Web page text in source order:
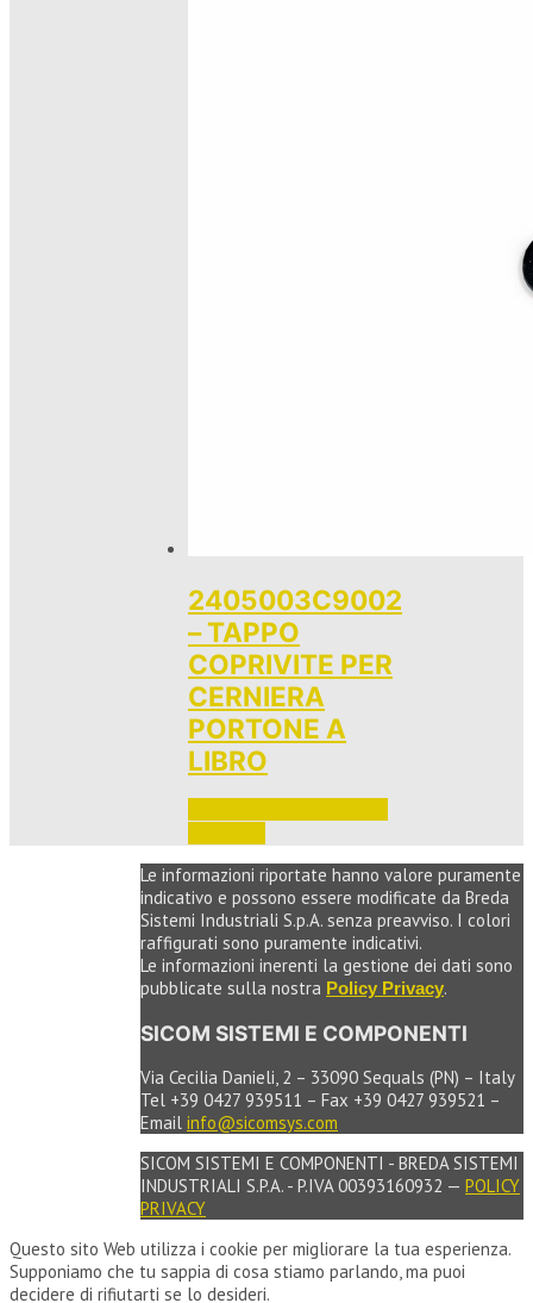
2405003C9002
– TAPPO
COPRIVITE PER
CERNIERA
PORTONE A
LIBRO
Le informazioni riportate hanno valore puramente
indicativo e possono essere modificate da Breda
Sistemi Industriali S.p.A. senza preavviso. I colori
raffigurati sono puramente indicativi.
Le informazioni inerenti la gestione dei dati sono
pubblicate sulla nostra Policy Privacy.
SICOM SISTEMI E COMPONENTI
Via Cecilia Danieli, 2 – 33090 Sequals (PN) – Italy
Tel +39 0427 939511 – Fax +39 0427 939521 –
Email info@sicomsys.com
SICOM SISTEMI E COMPONENTI - BREDA SISTEMI
INDUSTRIALI S.P.A. - P.IVA 00393160932 — POLICY
PRIVACY
Questo sito Web utilizza i cookie per migliorare la tua esperienza.
Supponiamo che tu sappia di cosa stiamo parlando, ma puoi
decidere di rifiutarti se lo desideri.